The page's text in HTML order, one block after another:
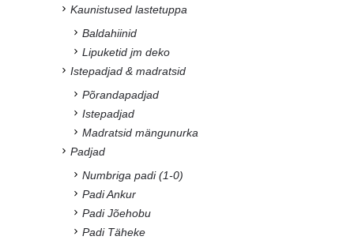
Kaunistused lastetuppa
Baldahiinid
Lipuketid jm deko
Istepadjad & madratsid
Põrandapadjad
Istepadjad
Madratsid mängunurka
Padjad
Numbriga padi (1-0)
Padi Ankur
Padi Jõehobu
Padi Täheke